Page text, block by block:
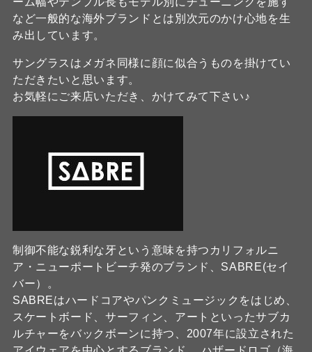
など一般的な海外ブランドとは別次元のかけ心地を生
み出しています。
サングラスはメガネ同様に顔に似合うものを掛けてい
ただきたいと思います。
お気軽にご来店いただき、かけてみて下さい♪
制御不能な鋭利な牙という意味を持つカリフォルニ
ア・ニューポートビーチ発のブランド、SABRE(セイ
バー）。
SABREはハードコアやパンクミュージックをはじめ、
スケートボード、サーフィン、アートといったサブカ
ルチャーをバックボーンに持つ、2007年に設立された